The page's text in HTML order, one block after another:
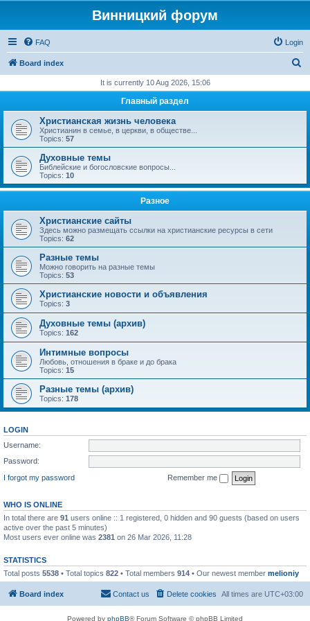
Винницкий форум
FAQ Login
Board index
r
h
It is currently 10 Aug 2026, 15:06
Главный раздел
Христианская жизнь человека
Христианин в семье, в церкви, в обществе...
Topics: 57
Духовные темы
Библейские и богословские вопросы...
Topics: 10
Разное
Христианские сайты
Здесь можно размещать ссылки на христианские ресурсы в сети
Topics: 62
Разные темы
Можно говорить на разные темы
Topics: 53
Христианские новости и объявления
Topics: 3
Духовные темы (архив)
Topics: 162
Интимные вопросы
Любовь, отношения в браке и до брака
Topics: 15
Разные темы (архив)
Topics: 178
LOGIN
Username:
Password:
I forgot my password
Remember me
WHO IS ONLINE
In total there are 91 users online :: 1 registered, 0 hidden and 90 guests (based on users
active over the past 5 minutes)
Most users ever online was 2381 on 26 Mar 2026, 11:28
STATISTICS
Total posts 5538 • Total topics 822 • Total members 914 • Our newest member melioniy
Board index All times are UTC+03:00
Delete cookies
Contact us
Powered by phpBB® Forum Software © phpBB Limited